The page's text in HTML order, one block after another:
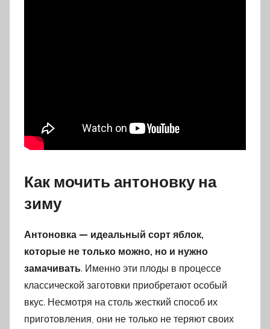
Как мочить антоновку на
зиму
Антоновка — идеальный сорт яблок,
которые не только можно, но и нужно
замачивать. Именно эти плоды в процессе
классической заготовки приобретают особый
вкус. Несмотря на столь жесткий способ их
приготовления, они не только не теряют своих